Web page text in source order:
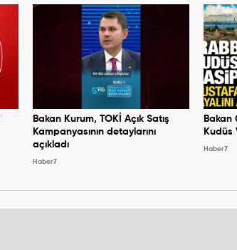
Bakan Kurum, TOKİ Açık Satış
Kampanyasının detaylarını
açıkladı
Haber7
Bakan
Kudüs
Haber7